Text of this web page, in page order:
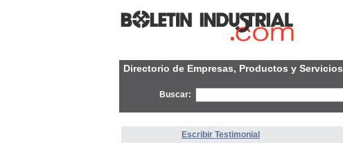
Directorio de Empresas, Productos y Servicios
Buscar:
Escribir Testimonial